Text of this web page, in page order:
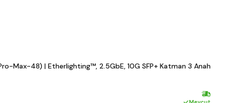
Max-48) | Etherlighting™, 2.5GbE, 10G SFP+ Katman 3 Anahtar
Hızlı kargo